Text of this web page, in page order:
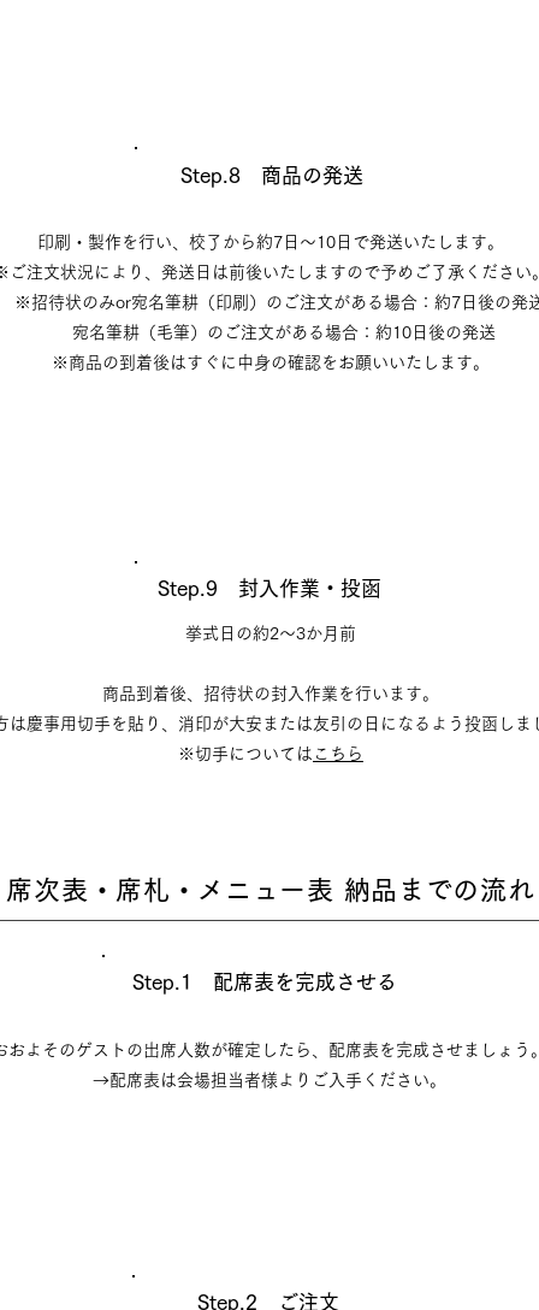
Step.8 商品の発送
印刷・製作を行い、校了から約7日～10日で発送いたします。
注文状況により、発送日は前後いたしますので予めご了承ください。
招待状のみor宛名筆耕（印刷）のご注文がある場合：約7日後の発
宛名筆耕（毛筆）のご注文がある場合：約10日後の発送
※商品の到着後はすぐに中身の確認をお願いいたします。
Step.9 封入作業・投函
挙式日の約2～3か月前
商品到着後、招待状の封入作業を行います。
は慶事用切手を貼り、消印が大安または友引の日になるよう投函しま
※切手については こちら
席次表・席札・メニュー表 納品までの流れ
Step.1 配席表を完成させる
およそのゲストの出席人数が確定したら、配席表を完成させましょう。
→配席表は会場担当者様よりご入手ください。
Step.2 ご注文